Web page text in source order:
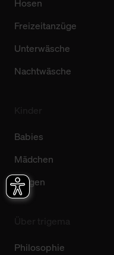
Hosen
Freizeitanzüge
Unterwäsche
Nachtwäsche
Babies
Mädchen
Jungen
Philosophie